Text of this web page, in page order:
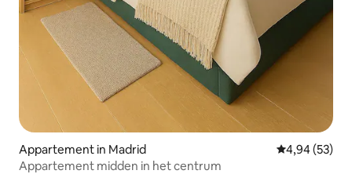
Appartement in Madrid Gemiddelde
4,94 (53)
Appartement midden in het centrum